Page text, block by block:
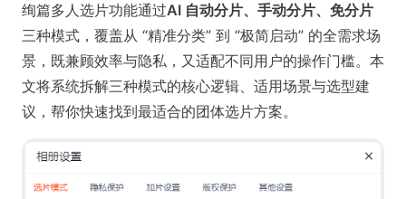
绚篇多人选片功能通过AI 自动分片、手动分片、免分片
三种模式，覆盖从 “精准分类” 到 “极简启动” 的全需求场
景，既兼顾效率与隐私，又适配不同用户的操作门槛。本
文将系统拆解三种模式的核心逻辑、适用场景与选型建
议，帮你快速找到最适合的团体选片方案。